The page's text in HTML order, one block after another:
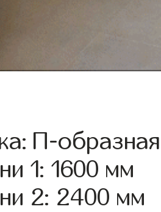
П-образная
1: 1600 мм
2: 2400 мм